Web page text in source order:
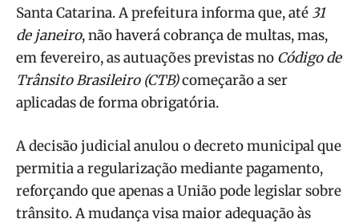
Santa Catarina. A prefeitura informa que, até 31
de janeiro, não haverá cobrança de multas, mas,
em fevereiro, as autuações previstas no Código de
Trânsito Brasileiro (CTB)começarão a ser
aplicadas de forma obrigatória.
A decisão judicial anulou o decreto municipal que
permitia a regularização mediante pagamento,
reforçando que apenas a União pode legislar sobre
trânsito. A mudança visa maior adequação às